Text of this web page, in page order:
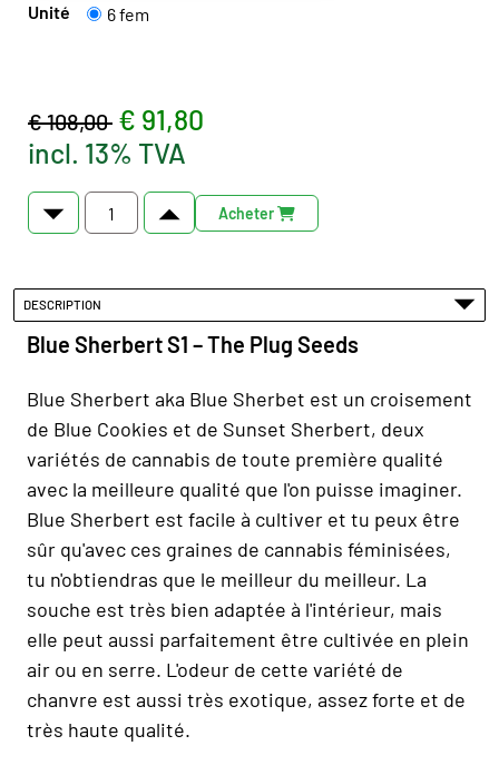
Unité
6 fem
€ 108,00 € 91,80
incl. 13% TVA
Acheter
DESCRIPTION
Blue Sherbert S1 – The Plug Seeds
Blue Sherbert aka Blue Sherbet est un croisement
de Blue Cookies et de Sunset Sherbert, deux
variétés de cannabis de toute première qualité
avec la meilleure qualité que l'on puisse imaginer.
Blue Sherbert est facile à cultiver et tu peux être
sûr qu'avec ces graines de cannabis féminisées,
tu n'obtiendras que le meilleur du meilleur. La
souche est très bien adaptée à l'intérieur, mais
elle peut aussi parfaitement être cultivée en plein
air ou en serre. L'odeur de cette variété de
chanvre est aussi très exotique, assez forte et de
très haute qualité.